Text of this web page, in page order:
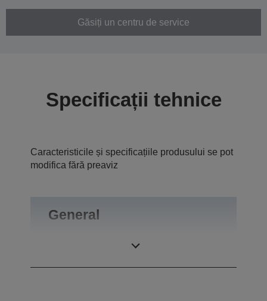
Găsiți un centru de service
Specificații tehnice
Caracteristicile și specificațiile produsului se pot
modifica fără preaviz
General